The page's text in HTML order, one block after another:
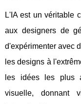
L'IA est un véritable
aux designers de
d'expérimenter avec
les designs à
les idées les plus
visuelle, donnant